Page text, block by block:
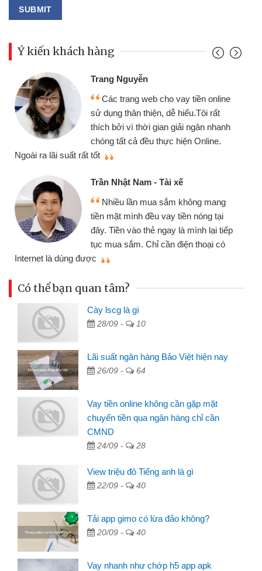
Ý kiến khách hàng
tiếp
Đoàn Hữu Cảnh
Mình cần tiền gấp nên định cầm cố
chiếc xe wave nhưng thật may đã có
gói vay tiền bằng CMND online không
cần gặp mặt nên rất tiện lợi, sẽ giới
thiệu cho bạn bè biết
Cấn Văn Lực - Tạp hóa
Tôi kinh doanh buôn bán nhỏ lẻ
nhiều lúc cần vốn nhập hàng, nhờ biết
đến website qua bạn bè giới thiệu tôi
đã giải quyết được công việc của
Có thể bạn quan tâm?
Cày lscg là gì
28/09 - 10
Lãi suất ngân hàng Bảo Việt hiện nay
26/09 - 64
Vay tiền online không cần gặp mặt
chuyển tiền qua ngân hàng chỉ cần
CMND
24/09 - 28
View triệu đô Tiếng anh là gì
22/09 - 40
Tải app gimo có lừa đảo không?
20/09 - 40
Vay nhanh như chớp h5 app apk